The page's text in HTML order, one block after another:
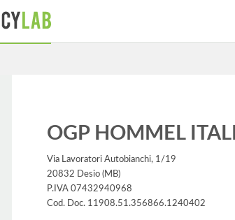
OGP HOMMEL
Via Lavoratori Autobianchi, 1/19
20832 Desio (MB)
P.IVA 07432940968
Cod. Doc. 11908.51.356866.1240402